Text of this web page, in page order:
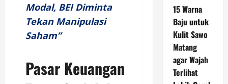
Modal, BEI Diminta
Tekan Manipulasi
Saham”
Pasar Keuangan
15 Warna
Baju untuk
Kulit Sawo
Matang
agar Wajah
Terlihat